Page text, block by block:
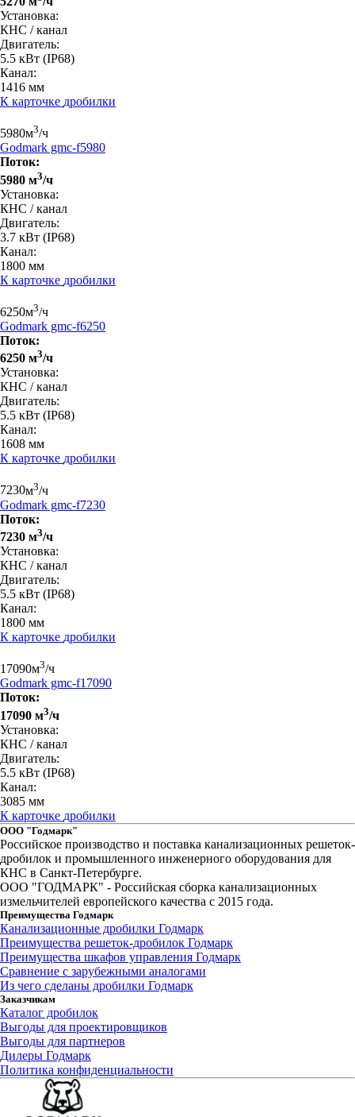
Установка:
КНС / канал
Двигатель:
5.5 кВт (IP68)
Канал:
1416 мм
К карточке дробилки
5980м3/ч
Godmark gmc-f5980
Поток:
5980 м3/ч
Установка:
КНС / канал
Двигатель:
3.7 кВт (IP68)
Канал:
1800 мм
К карточке дробилки
6250м3/ч
Godmark gmc-f6250
Поток:
6250 м3/ч
Установка:
КНС / канал
Двигатель:
5.5 кВт (IP68)
Канал:
1608 мм
К карточке дробилки
7230м3/ч
Godmark gmc-f7230
Поток:
7230 м3/ч
Установка:
КНС / канал
Двигатель:
5.5 кВт (IP68)
Канал:
1800 мм
К карточке дробилки
17090м3/ч
Godmark gmc-f17090
Поток:
17090 м3/ч
Установка:
КНС / канал
Двигатель:
5.5 кВт (IP68)
Канал:
3085 мм
К карточке дробилки
ООО "Годмарк"
Российское производство и поставка канализационных решеток-
дробилок и промышленного инженерного оборудования для
КНС в Санкт-Петербурге.
ООО "ГОДМАРК" - Российская сборка канализационных
измельчителей европейского качества с 2015 года.
Преимущества Годмарк
Канализационные дробилки Годмарк
Преимущества решеток-дробилок Годмарк
Преимущества шкафов управления Годмарк
Сравнение с зарубежными аналогами
Из чего сделаны дробилки Годмарк
Заказчикам
Каталог дробилок
Выгоды для проектировщиков
Выгоды для партнеров
Дилеры Годмарк
Политика конфиденциальности